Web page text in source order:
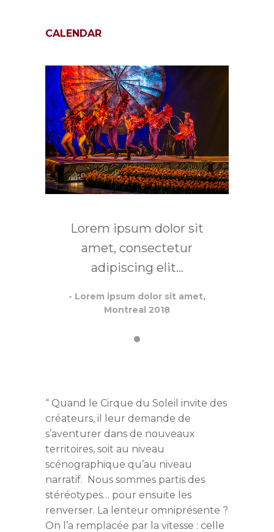
CALENDAR
Lorem ipsum dolor sit
amet, consectetur
adipiscing elit...
- Lorem ipsum dolor sit amet,
Montreal 2018
“ Quand le Cirque du Soleil invite des
créateurs, il leur demande de
s’aventurer dans de nouveaux
territoires, soit au niveau
scénographique qu’au niveau
narratif. Nous sommes partis des
stéréotypes… pour ensuite les
renverser. La lenteur omniprésente ?
On l’a remplacée par la vitesse : celle